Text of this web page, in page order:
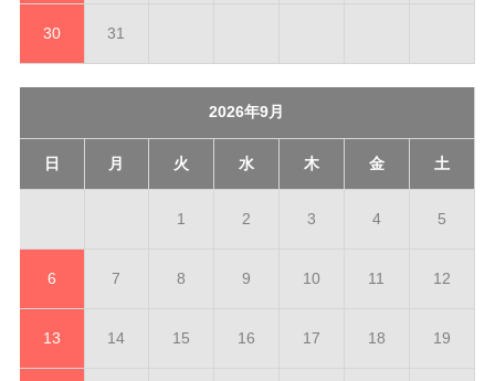
30 31
2026年9月
日 月 火 水 木 金 土
1 2 3 4 5
6 7 8 9 10 11 12
13 14 15 16 17 18 19